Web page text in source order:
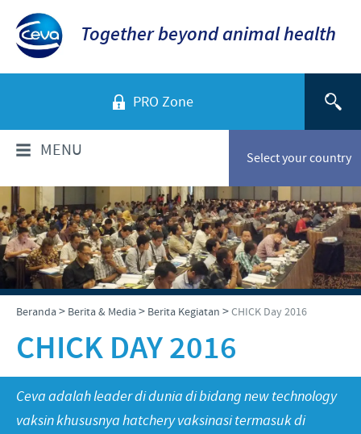
Together beyond animal health
PRO Zone
Select your country
MENU
TENTANG KAMI
Sekilas Perusahaan
Ceva Indonesia
Sejarah kami
Visi kami
Nilai-nilai kami
Penelitian dan Pengembangan
PRODUK
Daftar Produk
Sapi
INFORMASI TEKNIS
Informasi Penyakit
Informasi lain
Disease Surveillance
BERITA & MEDIA
Berita Kegiatan
PERAN & TANGGUNG JAWAB
Beranda> Berita & Media> Berita Kegiatan >CHICK Day 2016
CHICK DAY 2016
Ceva adalah leader di dunia di bidang new technology
vaksin khususnya hatchery vaksinasi termasuk di